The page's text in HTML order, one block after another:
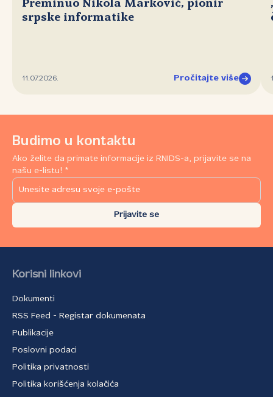
Preminuo Nikola Marković, pionir
srpske informatike
11.07.2026. Pročitajte više
Budimo u kontaktu
Ako želite da primate informacije iz RNIDS-a, prijavite se na
našu e-listu! *
Prijavite se
Korisni linkovi
Dokumenti
RSS Feed - Registar dokumenata
Publikacije
Poslovni podaci
Politika privatnosti
Politika korišćenja kolačića